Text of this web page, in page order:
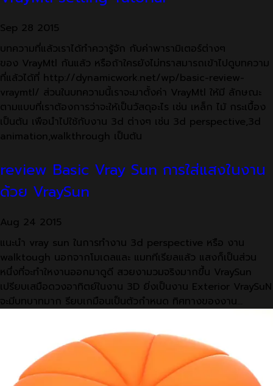
Sep 28 2015
บทความที่แล้วเราได้ทำควารู้จัก กับค่าพารามิเตอร์ต่างๆ
ของ VrayMtl กันแล้ว หรือถ้าใครยังไม่ทราสมารถเข้าไปดูบทความ
ที่แล้วได้ที่ http://dynamicwork.net/wp/basic-review-
vraymtl/ ส่วนในบทความนี้เราจะมาตั้งค่า VrayMtl ให้มี ลักษณะ
ตามแบบที่เราต้องการว่าจะให้เป็นวัสดุอะไร เช่น เหล็ก ไม้ กระเบื้อง
เป็นต้น เพือนำไปใช้กับงาน 3d ต่างๆ เช่น 3d perspective,3d
animation,walkthrough เป็นต้น
review Basic Vray Sun การใส่แสงในงาน
ด้วย VraySun
Aug 24 2015
แนะนำ vray sun ในการทำงาน 3d perspective หรือ งาน
walktough นอกจากโมเดลและ แมททีเรียลแล้ว แสงก็เป็นส่วน
หนึ่งที่จะทำใหงานออกมาดูดี สวยงามวมจริงมากขึ้น VraySun
เปรียบเสมือดวงอาทิตย์ในงาน 3D ยิ่งเป็นงาน Exterior VraySuN
จะมีบทบาทมาก รียบเกมือนเป็นตัวกำหนด ทิศทางของงาน…